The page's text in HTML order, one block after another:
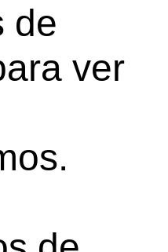
de
ver